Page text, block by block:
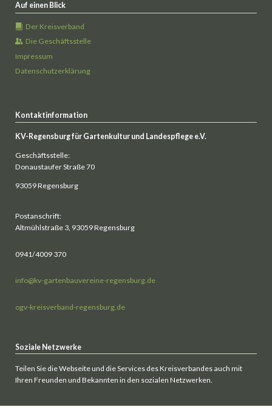
Auf einen Blick
Der Kreisverband
Die Geschäftsstelle
Impressum
Datenschutzerklärung
Kontaktinformation
KV-Regensburg für Gartenkultur und Landespflege e.V.
Geschäftsstelle:
Donaustaufer Straße 70
93059 Regensburg
Postanschrift:
Altmühlstraße 3, 93059 Regensburg
0941/4009 370
info@kv-gartenbauvereine-regensburg.de
ogv-kreisverband-regensburg.de
Soziale Netzwerke
Teilen Sie die Webseite und die Services des Kreisverbandes auch mit
Ihren Freunden und Bekannten in den sozialen Netzwerken.